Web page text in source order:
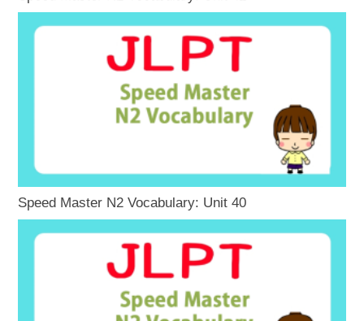
Speed Master N2 Vocabulary: Unit 40